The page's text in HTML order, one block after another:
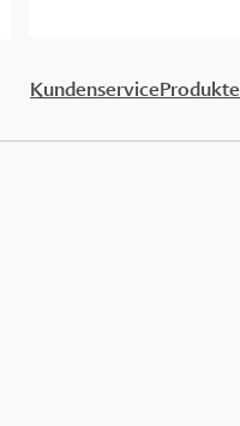
KundenserviceProdukte